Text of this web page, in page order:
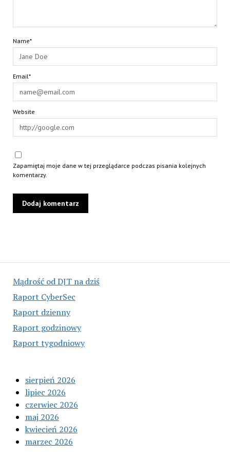
Mądrość od DJT na dziś
Raport CyberSec
Raport dzienny
Raport godzinowy
Raport tygodniowy
sierpień 2026
lipiec 2026
czerwiec 2026
maj 2026
kwiecień 2026
marzec 2026
Name*
Email*
Website
Zapamiętaj moje dane w tej przeglądarce podczas pisania kolejnych
komentarzy.